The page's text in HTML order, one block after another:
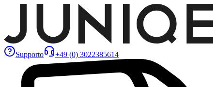
Supporto +49 (0) 3022385614